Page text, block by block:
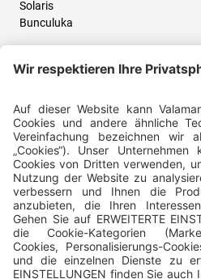
Solaris
Bunculuka
Folgen Sie uns und teilen Sie